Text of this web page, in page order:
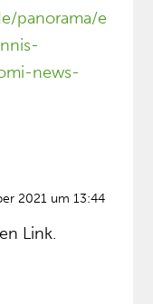
panorama/e
news-
2021 um 13:44
Link.